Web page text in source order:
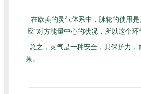
在欧美的灵气体系中，脉轮的使用
应”对方能量中心的状况，所以这个
总之，灵气是一种安全，具保护力
果。